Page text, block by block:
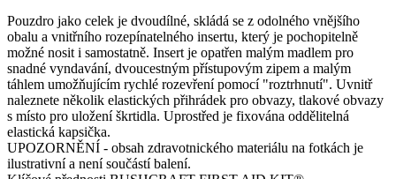
Pouzdro jako celek je dvoudílné, skládá se z odolného vnějšího
obalu a vnitřního rozepínatelného insertu, který je pochopitelně
možné nosit i samostatně. Insert je opatřen malým madlem pro
snadné vyndavání, dvoucestným přístupovým zipem a malým
táhlem umožňujícím rychlé rozevření pomocí "roztrhnutí". Uvnitř
naleznete několik elastických přihrádek pro obvazy, tlakové obvazy
s místo pro uložení škrtidla. Uprostřed je fixována oddělitelná
elastická kapsička.
UPOZORNĚNÍ - obsah zdravotnického materiálu na fotkách je
ilustrativní a není součástí balení.